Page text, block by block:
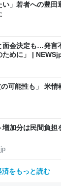
い」若者への豊
面会決定も…発
ために」 |
の可能性も」 米
増加分は民間負担
をもっと読む